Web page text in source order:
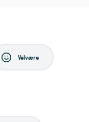
Velvære